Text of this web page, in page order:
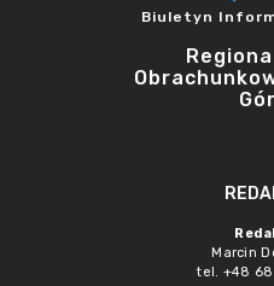
Biuletyn
Marcin
tel. +48 68